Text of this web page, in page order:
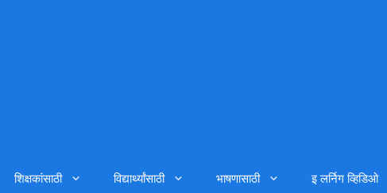
शिक्षकांसाठी विद्यार्थ्यांसाठी भाषणासाठी इ लर्निग व्हिडिओ